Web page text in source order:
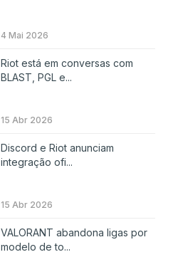
4 Mai 2026
Riot está em conversas com
BLAST, PGL e...
15 Abr 2026
Discord e Riot anunciam
integração ofi...
15 Abr 2026
VALORANT abandona ligas por
modelo de to...